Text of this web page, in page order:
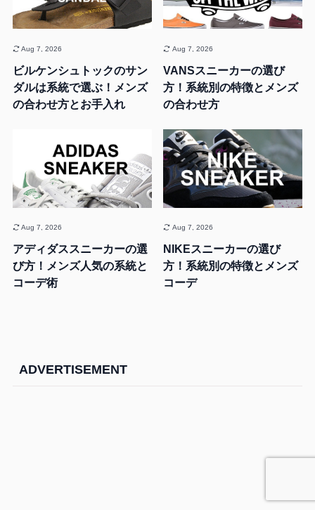
ビルケンシュトックのサン
ダルは系統で選ぶ！メンズ
の合わせ方とお手入れ
Aug 7, 2026
VANSスニーカーの選び
方！系統別の特徴とメンズ
の合わせ方
Aug 7, 2026
アディダススニーカーの選
び方！メンズ人気の系統と
コーデ術
Aug 7, 2026
NIKEスニーカーの選び
方！系統別の特徴とメンズ
コーデ
Aug 7, 2026
ADVERTISEMENT